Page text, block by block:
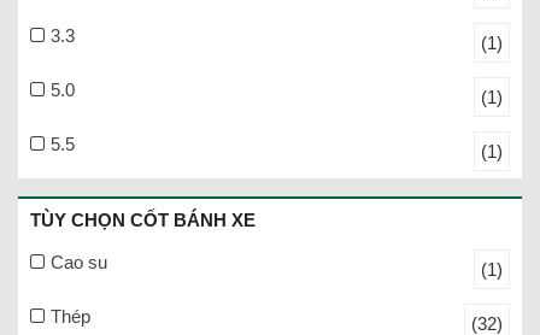
3.3 (1)
5.0 (1)
5.5 (1)
TÙY CHỌN CỐT BÁNH XE
Cao su (1)
Thép (32)